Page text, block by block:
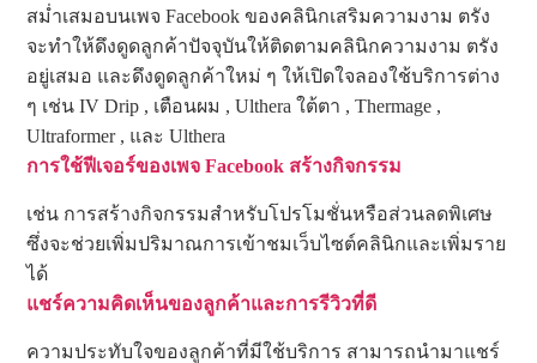
สม่ำเสมอบนเพจ Facebook ของคลินิกเสริมความงาม ตรัง
จะทำให้ดึงดูดลูกค้าปัจจุบันให้ติดตามคลินิกความงาม ตรัง
อยู่เสมอ และดึงดูดลูกค้าใหม่ ๆ ให้เปิดใจลองใช้บริการต่าง
ๆ เช่น IV Drip , เตือนผม , Ulthera ใต้ตา , Thermage ,
Ultraformer , และ Ulthera
การใช้ฟีเจอร์ของเพจ Facebook สร้างกิจกรรม
เช่น การสร้างกิจกรรมสำหรับโปรโมชั่นหรือส่วนลดพิเศษ
ซึ่งจะช่วยเพิ่มปริมาณการเข้าชมเว็บไซต์คลินิกและเพิ่มราย
ได้
แชร์ความคิดเห็นของลูกค้าและการรีวิวที่ดี
ความประทับใจของลูกค้าที่มีใช้บริการ สามารถนำมาแชร์